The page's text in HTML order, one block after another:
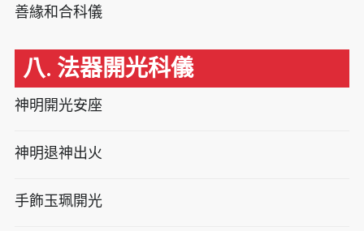
善緣和合科儀
八. 法器開光科儀
神明開光安座
神明退神出火
手飾玉珮開光